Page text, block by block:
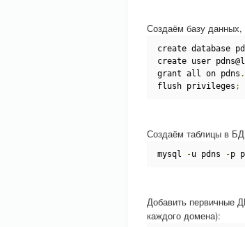
Создаём базу
create database
create user
grant all on pdns
flush privileges ;
Создаём таблицы в
mysql -u pdns -p
Добавить первичные
каждого домена):